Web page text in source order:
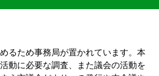
るため事務局が置かれています。本
動に必要な調査、また議会の活動を